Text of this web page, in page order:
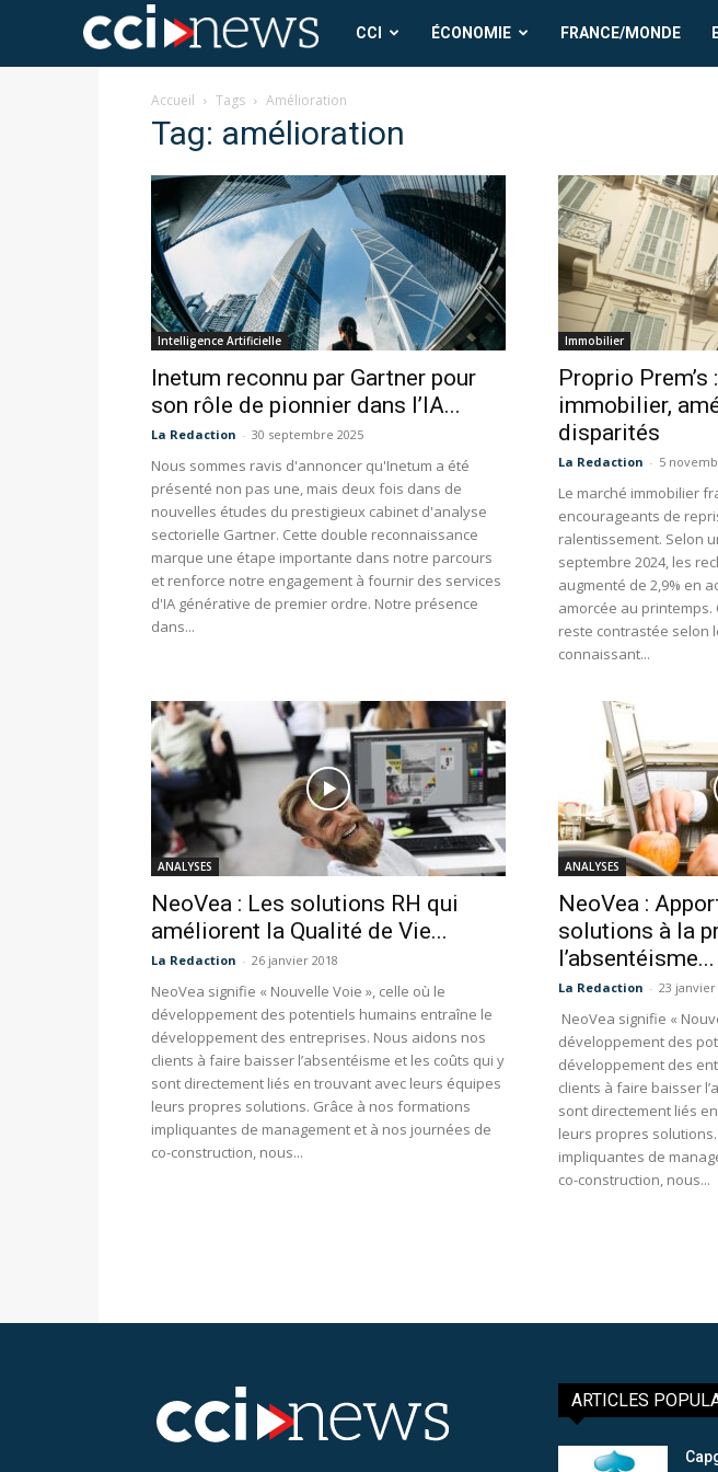
CCI
News
CCI ÉCONOMIE FRANCE/MONDE
Accueil Tags Amélioration
Tag: amélioration
Intelligence Artificielle
Inetum reconnu par Gartner pour
son rôle de pionnier dans l’IA...
La Redaction - 30 septembre 2025
Nous sommes ravis d'annoncer qu'Inetum a été
présenté non pas une, mais deux fois dans de
nouvelles études du prestigieux cabinet d'analyse
sectorielle Gartner. Cette double reconnaissance
marque une étape importante dans notre parcours
et renforce notre engagement à fournir des services
d'IA générative de premier ordre. Notre présence
dans...
Immobilier
Proprio
immobilier,
disparités
La Redaction - 5
Le marché immobilier
encourageants de
ralentissement. Selon
septembre 2024, les
augmenté de 2,9% en
amorcée au
reste contrastée selon
connaissant...
ANALYSES
NeoVea : Les solutions RH qui
améliorent la Qualité de Vie...
La Redaction - 26 janvier 2018
NeoVea signifie « Nouvelle Voie », celle où le
développement des potentiels humains entraîne le
développement des entreprises. Nous aidons nos
clients à faire baisser l’absentéisme et les coûts qui y
sont directement liés en trouvant avec leurs équipes
leurs propres solutions. Grâce à nos formations
impliquantes de management et à nos journées de
co-construction, nous...
ANALYSES
NeoVea :
solutions à la
l’absentéisme...
La Redaction - 23 janvier
NeoVea signifie «
développement des
développement des
clients à faire baisser
sont directement liés
leurs propres
impliquantes de
co-construction, nous...
ARTICLES